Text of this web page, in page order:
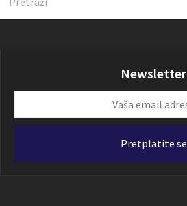
Newsletter
email
Pretplatite se